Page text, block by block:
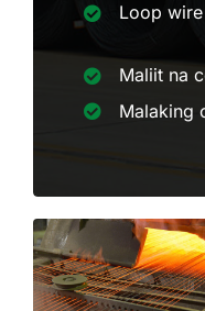
Loop wire
Maliit na
Malaking